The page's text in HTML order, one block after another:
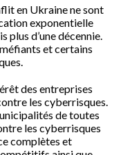
en Ukraine ne sont
exponentielle
plus d’une décennie.
et certains
des entreprises
les cyberrisques.
de toutes
les cyberrisques
complètes et